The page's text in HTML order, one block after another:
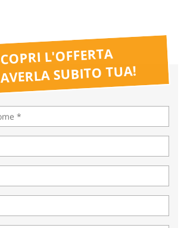
L'OFFERTA
SUBITO TUA!
preferenze
il miglioramento dell'esperienza utente